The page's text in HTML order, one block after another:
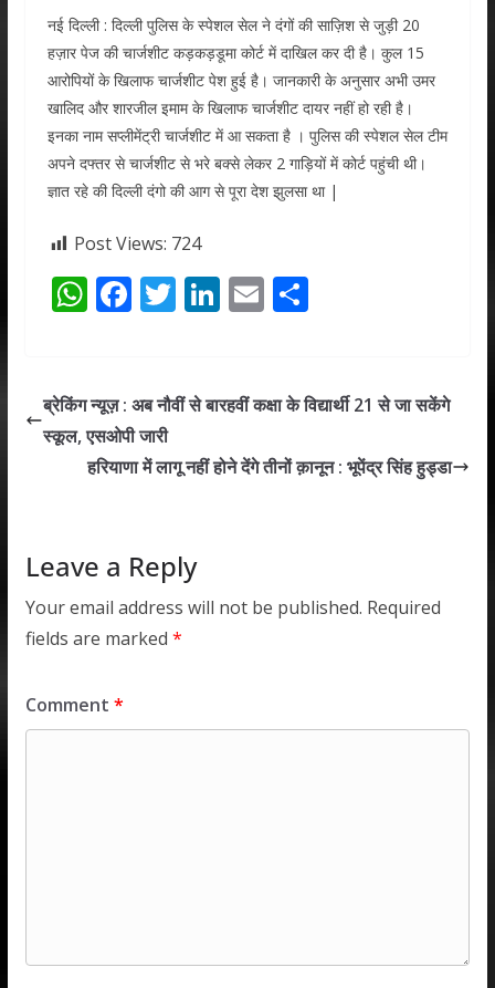
नई दिल्ली : दिल्ली पुलिस के स्पेशल सेल ने दंगों की साज़िश से जुड़ी 20
हज़ार पेज की चार्जशीट कड़कड़डूमा कोर्ट में दाखिल कर दी है। कुल 15
आरोपियों के खिलाफ चार्जशीट पेश हुई है। जानकारी के अनुसार अभी उमर
खालिद और शारजील इमाम के खिलाफ चार्जशीट दायर नहीं हो रही है।
इनका नाम सप्लीमेंट्री चार्जशीट में आ सकता है । पुलिस की स्पेशल सेल टीम
अपने दफ्तर से चार्जशीट से भरे बक्से लेकर 2 गाड़ियों में कोर्ट पहुंची थी।
ज्ञात रहे की दिल्ली दंगो की आग से पूरा देश झुलसा था |
Post Views: 724
W
s
A
p
F
b
o
o
T
er
Li
e
n
E
l
S
e
ब्रेकिंग न्यूज़ : अब नौवीं से बारहवीं कक्षा के विद्यार्थी 21 से जा सकेंगे
स्कूल, एसओपी जारी
हरियाणा में लागू नहीं होने देंगे तीनों क़ानून : भूपेंद्र सिंह हुड्डा
Leave a Reply
Your email address will not be published. Required
fields are marked *
Comment *